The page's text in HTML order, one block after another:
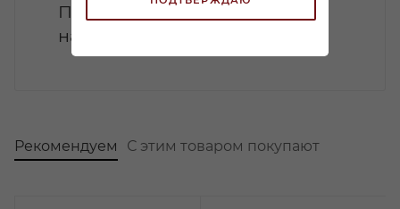
Петнаты: Искусство создания
натурального игристого вина
Рекомендуем С этим товаром покупают